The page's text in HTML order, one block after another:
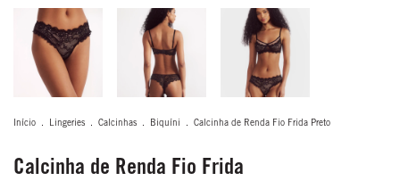
Início . Lingeries . Calcinhas . Biquíni . Calcinha de Renda Fio Frida Preto
Calcinha de Renda Fio Frida